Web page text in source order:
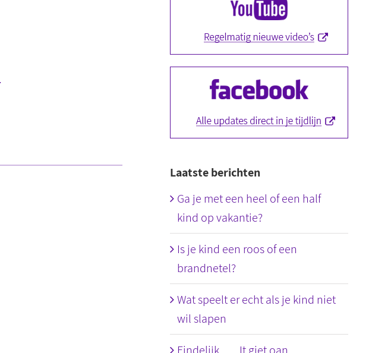
Laatste berichten
Ga je met een heel of een half
kind op vakantie?
Is je kind een roos of een
brandnetel?
Wat speelt er echt als je kind niet
wil slapen